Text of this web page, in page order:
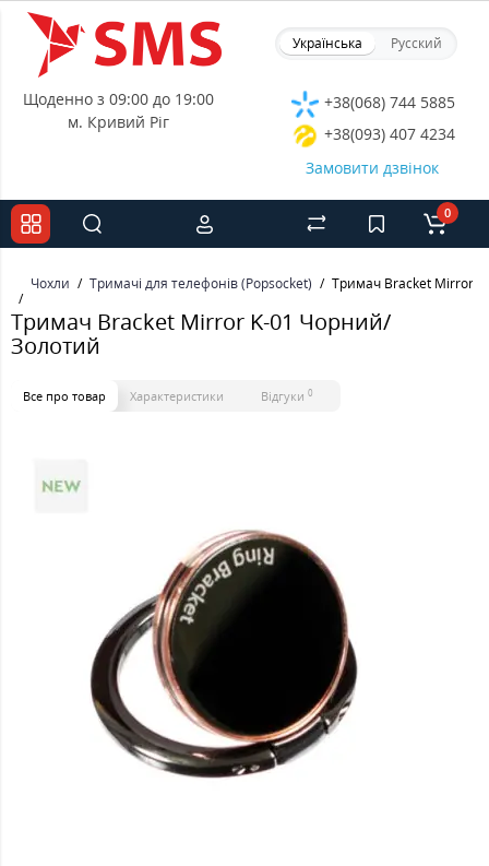
Українська Русский
Щоденно з 09:00 до 19:00
м. Кривий Ріг
+38(068) 744 5885
+38(093) 407 4234
Замовити дзвінок
0
Чохли Тримачі для телефонів (Popsocket) Тримач Bracket Mirror
Тримач Bracket Mirror K-01 Чорний/
Золотий
Все про товар Характеристики Відгуки 0